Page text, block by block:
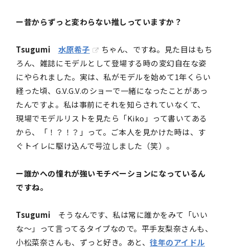
ー昔からずっと変わらない推しっていますか？
Tsugumi 水原希子
ちゃん、ですね。見た目はもち
ろん、雑誌にモデルとして登場する時の変幻自在な姿
にやられました。実は、私がモデルを始めて1年くらい
経った頃、G.V.G.V.のショーで一緒になったことがあっ
たんですよ。私は事前にそれを知らされていなくて、
現場でモデルリストを見たら「Kiko」って書いてある
から、「！？！？」って。ご本人を見かけた時は、す
ぐトイレに駆け込んで号泣しました（笑）。
ー誰かへの憧れが強いモチベーションになっているん
ですね。
Tsugumi そうなんです、私は常に誰かをみて「いい
な〜」って言ってるタイプなので。平手友梨奈さんも、
小松菜奈さんも、ずっと好き。あと、往年のアイドル